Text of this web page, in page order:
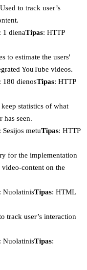
Used to track user’s
: 1 dienaTipas: HTTP
to estimate the users'
YouTube videos.
: 180 dienosTipas: HTTP
statistics of what
has seen.
: Sesijos metuTipas: HTTP
for the implementation
content on the
: NuolatinisTipas: HTML
track user’s interaction
: NuolatinisTipas: